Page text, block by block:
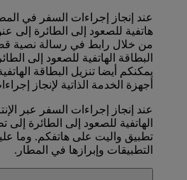
عند إنجاز إجراءات السفر في
هاتفية للصعود إلى الطائرة إلى
من خلال رابط في رسالة نصية
البطاقة الهاتفية للصعود إلى
يمكنكم أيضا تنزيل البطاقة
أجهزة الخدمة الذاتية لإنجاز
عند إنجاز إجراءات السفر عبر
الهاتفية للصعود إلى الطائرة
تطبيق واليت على هاتفكم. وما
التطبيقات وإبرازها في المطار.